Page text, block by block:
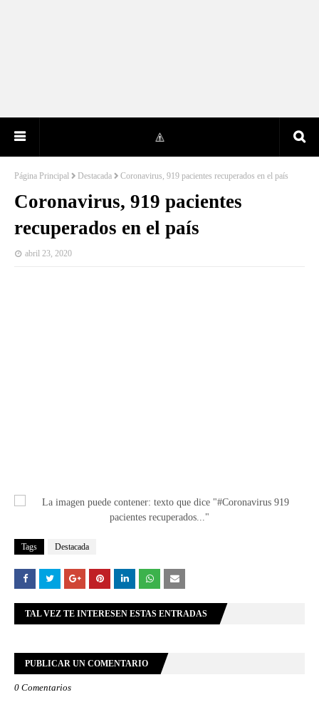
Página Principal Destacada Coronavirus, 919 pacientes recuperados en el país
Coronavirus, 919 pacientes
recuperados en el país
abril 23, 2020
Tags Destacada
TAL VEZ TE INTERESEN ESTAS ENTRADAS
PUBLICAR UN COMENTARIO
0 Comentarios